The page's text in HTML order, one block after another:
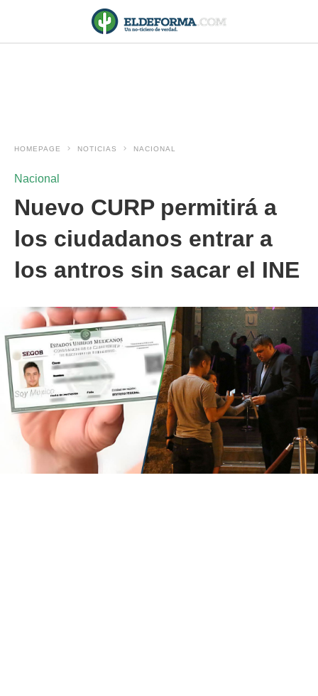
HOMEPAGE NOTICIAS NACIONAL
Nacional
Nuevo CURP permitirá a
los ciudadanos entrar a
los antros sin sacar el INE